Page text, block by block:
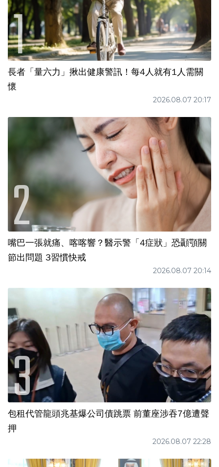
長者「量六力」揪出健康警訊！每4人就有1人需關
懷
2026.08.07 20:17
嘴巴一張就痛、喀喀響？醫示警「4症狀」恐顳顎關
節出問題 3習慣快戒
2026.08.07 20:14
包租代管龍頭兆基爆公司債跳票 前董座涉吞7億遭聲
押
2026.08.07 22:28